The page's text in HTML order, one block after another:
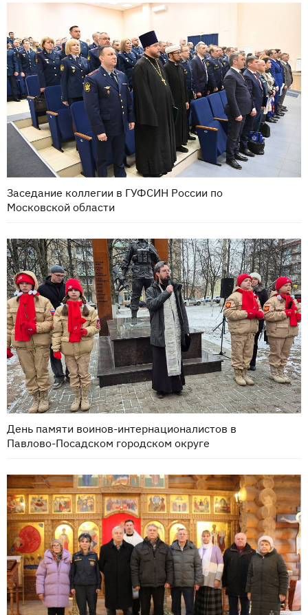
Заседание коллегии в ГУФСИН России по
Московской области
День памяти воинов-интернационалистов в
Павлово-Посадском городском округе